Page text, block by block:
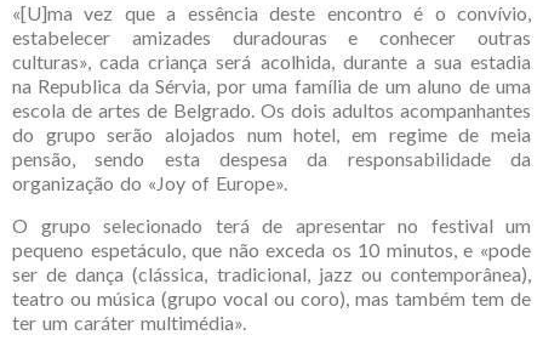
«[U]ma vez que a essência deste encontro é o convívio,
estabelecer amizades duradouras e conhecer outras
culturas», cada criança será acolhida, durante a sua estadia
na Republica da Sérvia, por uma família de um aluno de uma
escola de artes de Belgrado. Os dois adultos acompanhantes
do grupo serão alojados num hotel, em regime de meia
pensão, sendo esta despesa da responsabilidade da
organização do «Joy of Europe».
O grupo selecionado terá de apresentar no festival um
pequeno espetáculo, que não exceda os 10 minutos, e «pode
ser de dança (clássica, tradicional, jazz ou contemporânea),
teatro ou música (grupo vocal ou coro), mas também tem de
ter um caráter multimédia».